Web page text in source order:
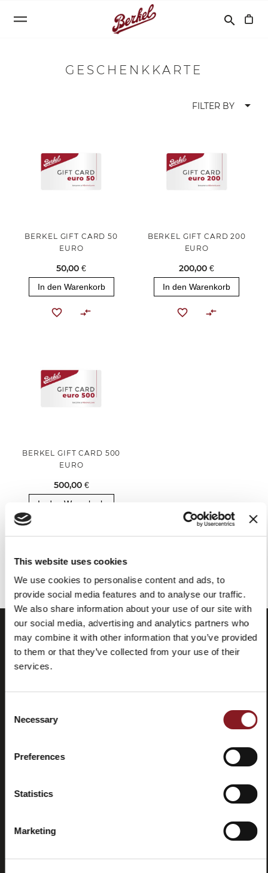
This website uses cookies
We use cookies to personalise content and ads, to
provide social media features and to analyse our traffic.
We also share information about your use of our site with
our social media, advertising and analytics partners who
may combine it with other information that you’ve provided
to them or that they’ve collected from your use of their
services.
Selection
Necessary
Preferences
Statistics
Marketing
Suchen
search
GESCHENKKARTE
FILTER BY arrow_drop_down
BERKEL GIFT CARD 50
EURO
50,00 €
In den Warenkorb
BERKEL GIFT CARD 200
EURO
200,00 €
In den Warenkorb
BERKEL GIFT CARD 500
EURO
500,00 €
In den Warenkorb
Sie haben das Ende des Elements erreicht.